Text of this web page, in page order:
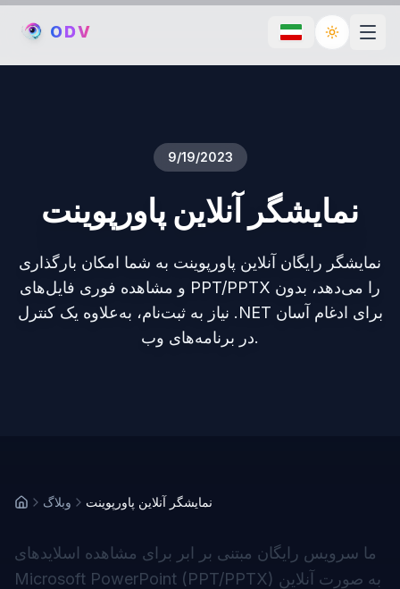
ODV Toggle
9/19/2023
نمایشگر آنلاین پاورپوینت
نمایشگر رایگان آنلاین پاورپوینت به شما امکان بارگذاری
و مشاهده فوری فایل‌های PPT/PPTX را می‌دهد، بدون
نیاز به ثبت‌نام، به‌علاوه یک کنترل .NET برای ادغام آسان
در برنامه‌های وب.
وبلاگ نمایشگر آنلاین پاورپوینت
ما سرویس رایگان مبتنی بر ابر برای مشاهده اسلایدهای
Microsoft PowerPoint (PPT/PPTX) به صورت آنلاین